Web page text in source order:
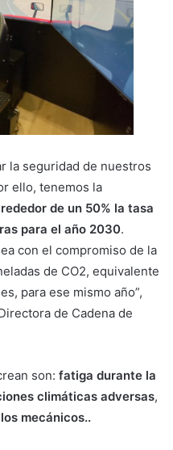
la seguridad de nuestros
ello, tenemos la
de un 50% la tasa
para el año 2030.
con el compromiso de la
de CO2, equivalente
para ese mismo año”,
de Cadena de
son: fatiga durante la
climáticas adversas,
mecánicos..